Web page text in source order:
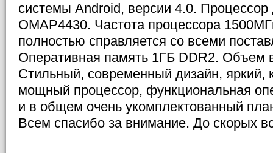
системы Android, версии 4.0.
OMAP4430. Частота процессора
полностью справляется со всеми
Оперативная память 1ГБ DDR2. Объем
Стильный, современный дизайн, яркий,
мощный процессор, функциональная
и в общем очень укомплектованный
Всем спасибо за внимание. До скорых